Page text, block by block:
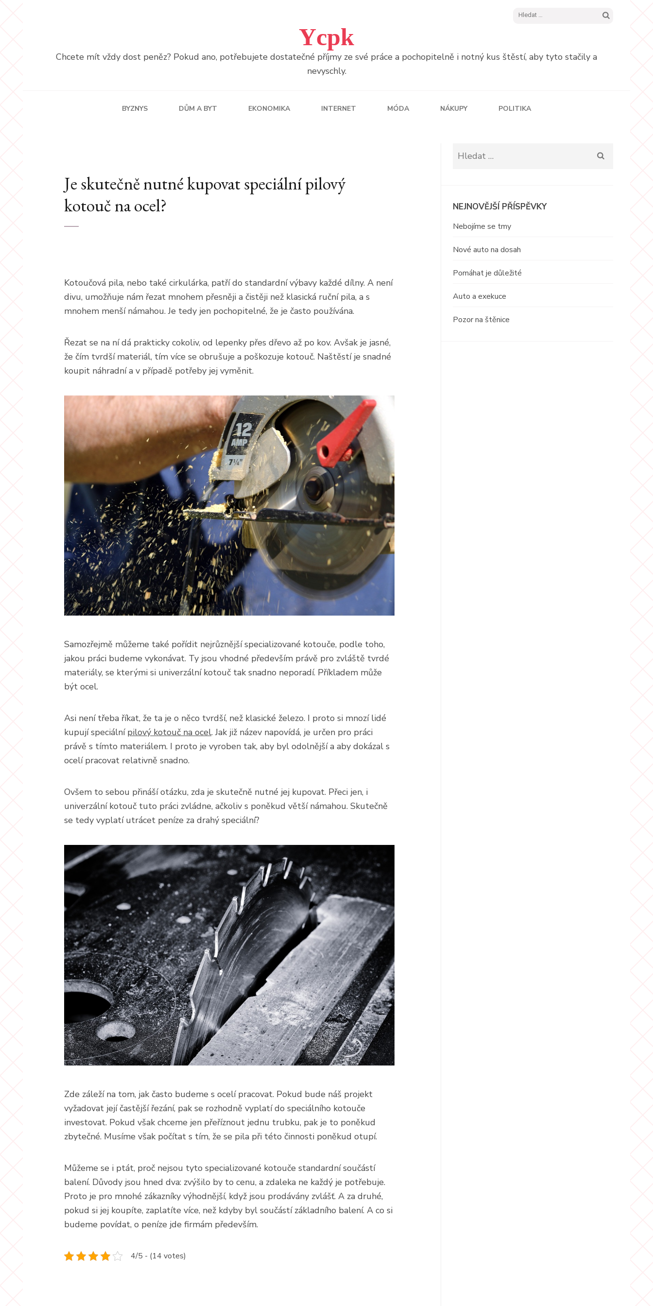
Vyhledávání
Ycpk
Chcete mít vždy dost peněz? Pokud ano, potřebujete dostatečné příjmy ze své práce a pochopitelně i notný kus štěstí, aby tyto stačily a
nevyschly.
BYZNYS DŮM A BYT EKONOMIKA INTERNET MÓDA NÁKUPY POLITIKA
Je skutečně nutné kupovat speciální pilový
kotouč na ocel?
Kotoučová pila, nebo také cirkulárka, patří do standardní výbavy každé dílny. A není
divu, umožňuje nám řezat mnohem přesněji a čistěji než klasická ruční pila, a s
mnohem menší námahou. Je tedy jen pochopitelné, že je často používána.
Řezat se na ní dá prakticky cokoliv, od lepenky přes dřevo až po kov. Avšak je jasné,
že čím tvrdší materiál, tím více se obrušuje a poškozuje kotouč. Naštěstí je snadné
koupit náhradní a v případě potřeby jej vyměnit.
Samozřejmě můžeme také pořídit nejrůznější specializované kotouče, podle toho,
jakou práci budeme vykonávat. Ty jsou vhodné především právě pro zvláště tvrdé
materiály, se kterými si univerzální kotouč tak snadno neporadí. Příkladem může
být ocel.
Asi není třeba říkat, že ta je o něco tvrdší, než klasické železo. I proto si mnozí lidé
kupují speciální pilový kotouč na ocel. Jak již název napovídá, je určen pro práci
právě s tímto materiálem. I proto je vyroben tak, aby byl odolnější a aby dokázal s
ocelí pracovat relativně snadno.
Ovšem to sebou přináší otázku, zda je skutečně nutné jej kupovat. Přeci jen, i
univerzální kotouč tuto práci zvládne, ačkoliv s poněkud větší námahou. Skutečně
se tedy vyplatí utrácet peníze za drahý speciální?
Zde záleží na tom, jak často budeme s ocelí pracovat. Pokud bude náš projekt
vyžadovat její častější řezání, pak se rozhodně vyplatí do speciálního kotouče
investovat. Pokud však chceme jen přeříznout jednu trubku, pak je to poněkud
zbytečné. Musíme však počítat s tím, že se pila při této činnosti poněkud otupí.
Můžeme se i ptát, proč nejsou tyto specializované kotouče standardní součástí
balení. Důvody jsou hned dva: zvýšilo by to cenu, a zdaleka ne každý je potřebuje.
Proto je pro mnohé zákazníky výhodnější, když jsou prodávány zvlášť. A za druhé,
pokud si jej koupíte, zaplatíte více, než kdyby byl součástí základního balení. A co si
budeme povídat, o peníze jde firmám především.
4/5 - (14 votes)
Vyhledávání
NEJNOVĚJŠÍ PŘÍSPĚVKY
Nebojíme se tmy
Nové auto na dosah
Pomáhat je důležité
Auto a exekuce
Pozor na štěnice